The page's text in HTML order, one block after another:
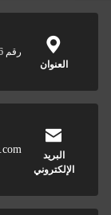
العنوان
رقم 8556، طريق بوواي السريع، منطقة فينغشيان، شنغهاي
البريد
الإلكتروني